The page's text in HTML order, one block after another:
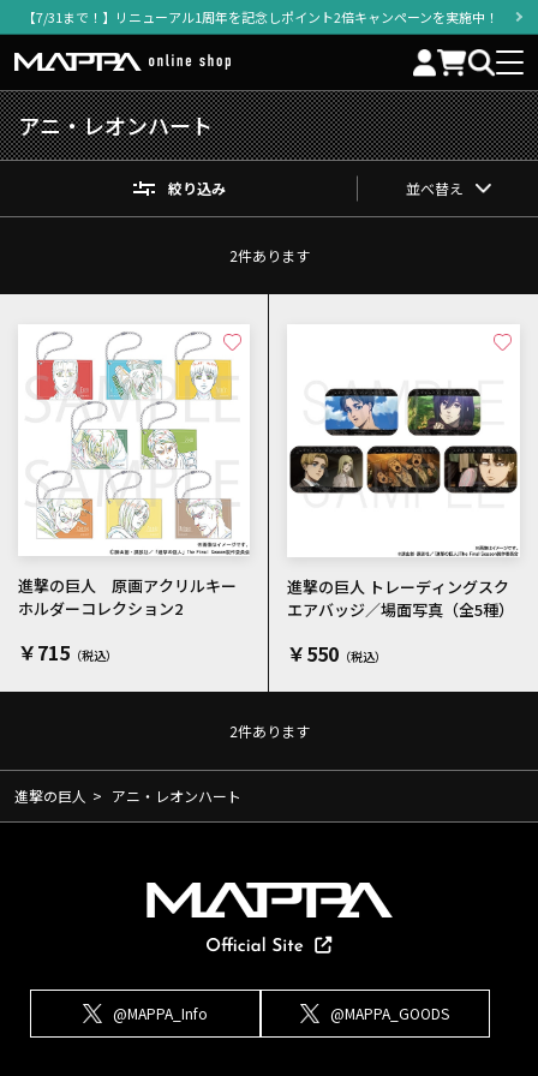
【7/31まで！】リニューアル1周年を記念しポイント2倍キャンペーンを実施中！
アニ・レオンハート
絞り込み 並べ替え
2件あります
進撃の巨人 原画アクリルキー
ホルダーコレクション2
￥715
進撃の巨人 トレーディングスク
エアバッジ／場面写真（全5種）
￥550
2件あります
進撃の巨人 > アニ・レオンハート
@MAPPA_Info @MAPPA_GOODS